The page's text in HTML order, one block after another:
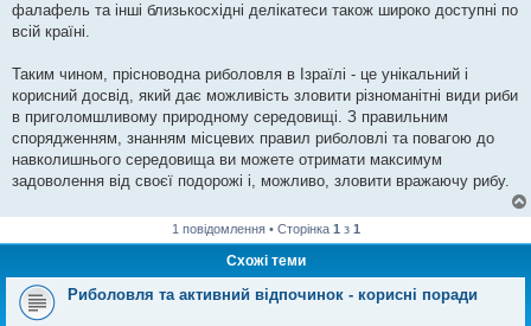
фалафель та інші близькосхідні делікатеси також широко доступні по
всій країні.
Таким чином, прісноводна риболовля в Ізраїлі - це унікальний і
корисний досвід, який дає можливість зловити різноманітні види риби
в приголомшливому природному середовищі. З правильним
спорядженням, знанням місцевих правил риболовлі та повагою до
навколишнього середовища ви можете отримати максимум
задоволення від своєї подорожі і, можливо, зловити вражаючу рибу.
1 повідомлення • Сторінка 1 з 1
Схожі теми
Риболовля та активний відпочинок - корисні поради